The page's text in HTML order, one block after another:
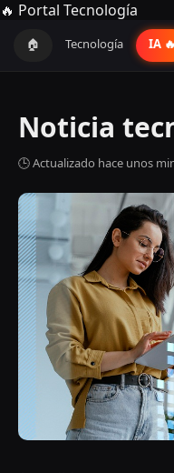
🔥 Portal Tecnología
🏠 Tecnología IA 🔥
Noticia
🕒 Actualizado hace unos